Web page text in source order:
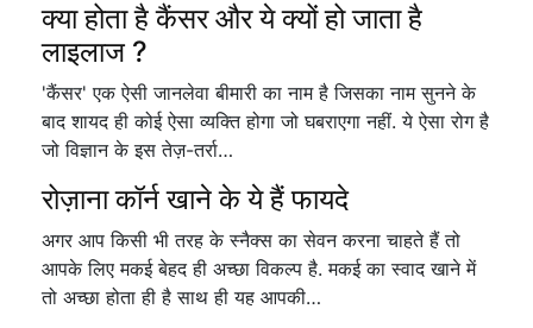
क्या होता है कैंसर और ये क्यों हो जाता है
लाइलाज ?
'कैंसर' एक ऐसी जानलेवा बीमारी का नाम है जिसका नाम सुनने के
बाद शायद ही कोई ऐसा व्यक्ति होगा जो घबराएगा नहीं. ये ऐसा रोग है
जो विज्ञान के इस तेज़-तर्रा…
रोज़ाना कॉर्न खाने के ये हैं फायदे
अगर आप किसी भी तरह के स्नैक्स का सेवन करना चाहते हैं तो
आपके लिए मकई बेहद ही अच्छा विकल्प है. मकई का स्वाद खाने में
तो अच्छा होता ही है साथ ही यह आपकी…